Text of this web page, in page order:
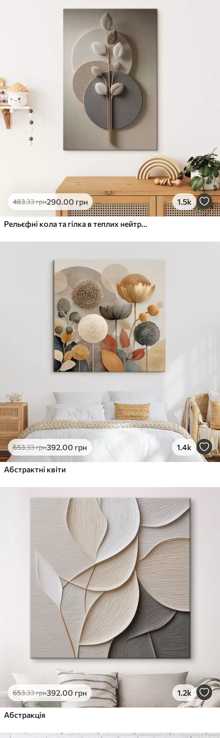
Яскраві, насичені кольори
Стійкість до вицвітання
Безпечне чорнило без запаху
Поверхня з текстурою полотна
Екологічний матеріал
Преміум
Від363
Яскраві, насичені кольори
Стійкість до вицвітання
Безпечне чорнило без запаху
Поверхня з текстурою полотна
Еко-Преміум
.00грн
✓Яскраві, насичені кольори
Поверхня з текстурою полотна
Екологічний матеріал
483.33грн290.00 грн 1.5k
Рельєфні кола та гілка в теплих нейтральних тонах
653.33грн392.00 грн 1.4k
Абстрактні квіти
653.33грн392.00 грн 1.2k
Абстракція